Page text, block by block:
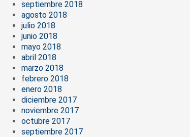
septiembre 2018
agosto 2018
julio 2018
junio 2018
mayo 2018
abril 2018
marzo 2018
febrero 2018
enero 2018
diciembre 2017
noviembre 2017
octubre 2017
septiembre 2017